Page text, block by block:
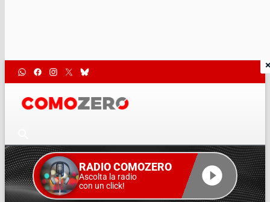
RADIO COMOZERO
Ascolta la radio
con un click!